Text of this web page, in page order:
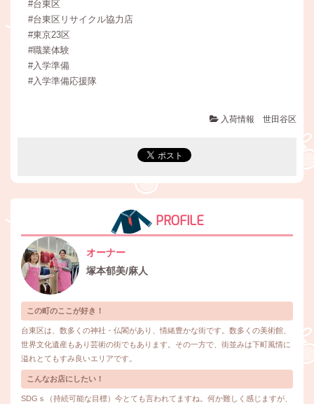
#台東区
#台東区リサイクル協力店
#東京23区
#職業体験
#入学準備
#入学準備応援隊
入荷情報 世田谷区
PROFILE
オーナー
塚本郁美/麻人
この町のここが好き！
台東区は、数多くの神社・仏閣があり、情緒豊かな街です。数多くの美術館、
世界文化遺産もあり芸術の街でもあります。その一方で、街並みは下町風情に
溢れとてもすみ良いエリアです。
こんなお店にしたい！
SDGｓ（持続可能な目標）今とても言われてますね。何か難しく感じますが、